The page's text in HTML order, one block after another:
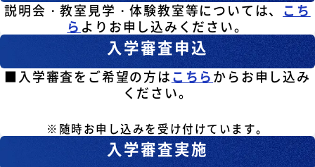
説明会・教室見学・体験教室等については、 こち
ら よりお申し込みください。
入学審査申込
■入学審査をご希望の方はこちらからお申し込み
ください。
※随時お申し込みを受け付けています。
入学審査実施